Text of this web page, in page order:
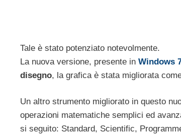
Tale è stato potenziato notevolmente.
La nuova versione, presente in Windows
disegno, la grafica è stata migliorata
Un altro strumento migliorato in questo
operazioni matematiche semplici ed
si seguito: Standard, Scientific,